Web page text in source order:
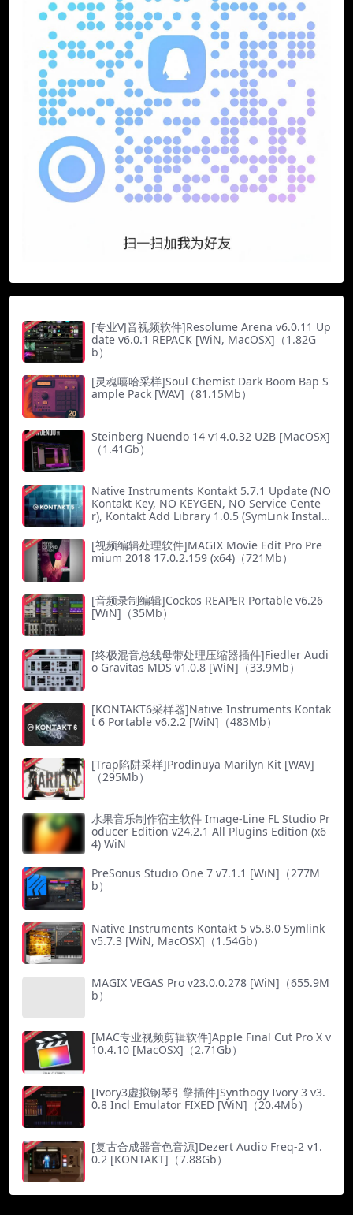
[专业VJ音视频软件]Resolume Arena v6.0.11 Up
date v6.0.1 REPACK [WiN, MacOSX]（1.82G
b）
[灵魂嘻哈采样]Soul Chemist Dark Boom Bap S
ample Pack [WAV]（81.15Mb）
Steinberg Nuendo 14 v14.0.32 U2B [MacOSX]
（1.41Gb）
Native Instruments Kontakt 5.7.1 Update (NO
Kontakt Key, NO KEYGEN, NO Service Cente
r), Kontakt Add Library 1.0.5 (SymLink Installe
[视频编辑处理软件]MAGIX Movie Edit Pro Pre
mium 2018 17.0.2.159 (x64)（721Mb）
[音频录制编辑]Cockos REAPER Portable v6.26
[WiN]（35Mb）
[终极混音总线母带处理压缩器插件]Fiedler Audi
o Gravitas MDS v1.0.8 [WiN]（33.9Mb）
[KONTAKT6采样器]Native Instruments Kontak
t 6 Portable v6.2.2 [WiN]（483Mb）
[Trap陷阱采样]Prodinuya Marilyn Kit [WAV]
（295Mb）
水果音乐制作宿主软件 Image-Line FL Studio Pr
oducer Edition v24.2.1 All Plugins Edition (x6
4) WiN
PreSonus Studio One 7 v7.1.1 [WiN]（277M
b）
Native Instruments Kontakt 5 v5.8.0 Symlink
v5.7.3 [WiN, MacOSX]（1.54Gb）
MAGIX VEGAS Pro v23.0.0.278 [WiN]（655.9M
b）
[MAC专业视频剪辑软件]Apple Final Cut Pro X v
10.4.10 [MacOSX]（2.71Gb）
[Ivory3虚拟钢琴引擎插件]Synthogy Ivory 3 v3.
0.8 Incl Emulator FIXED [WiN]（20.4Mb）
[复古合成器音色音源]Dezert Audio Freq-2 v1.
0.2 [KONTAKT]（7.88Gb）